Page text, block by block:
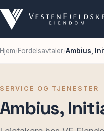
Eiendommer
Ledige lokaler
Hjem/Fordelsavtaler/Ambius,
SERVICE OG TJENESTER
Ambius,